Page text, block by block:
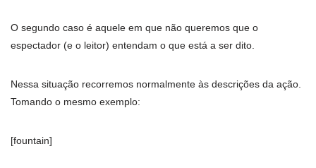
O segundo caso é aquele em que não queremos que o
espectador (e o leitor) entendam o que está a ser dito.
Nessa situação recorremos normalmente às descrições da ação.
Tomando o mesmo exemplo:
[fountain]